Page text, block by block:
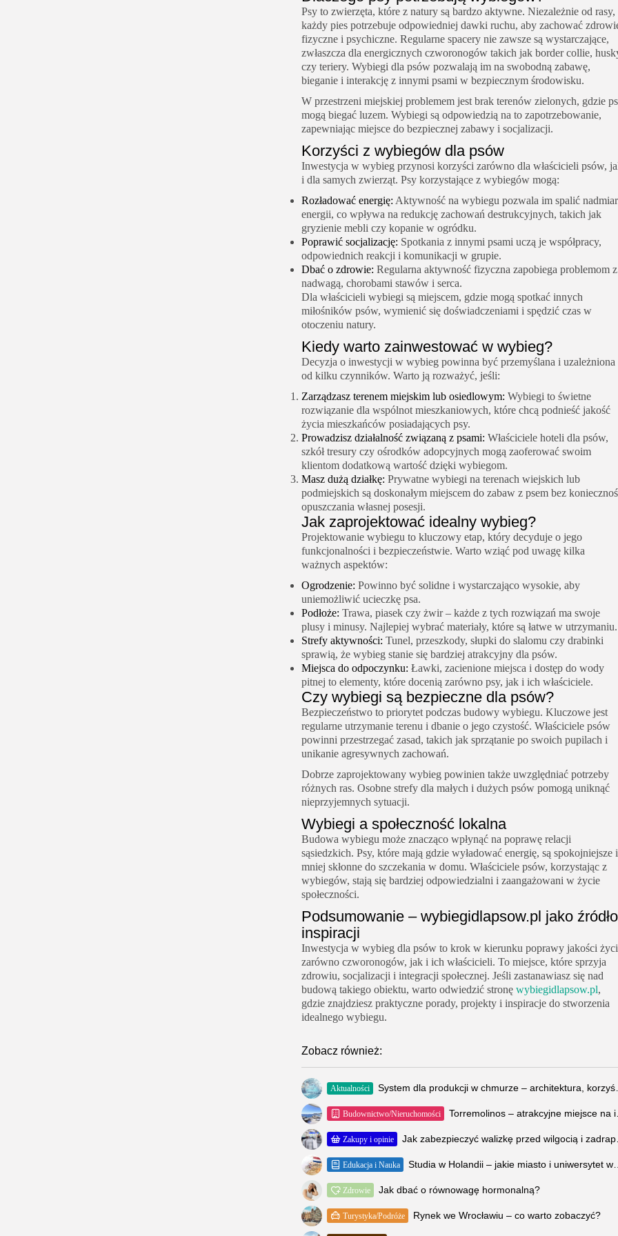
Psy to zwierzęta, które z natury są bardzo aktywne. Niezależnie od rasy,
każdy pies potrzebuje odpowiedniej dawki ruchu, aby zachować
fizyczne i psychiczne. Regularne spacery nie zawsze są wystarczające,
zwłaszcza dla energicznych czworonogów takich jak border collie,
czy teriery. Wybiegi dla psów pozwalają im na swobodną zabawę,
bieganie i interakcję z innymi psami w bezpiecznym środowisku.
W przestrzeni miejskiej problemem jest brak terenów zielonych, gdzie
mogą biegać luzem. Wybiegi są odpowiedzią na to zapotrzebowanie,
zapewniając miejsce do bezpiecznej zabawy i socjalizacji.
Korzyści z wybiegów dla psów
Inwestycja w wybieg przynosi korzyści zarówno dla właścicieli psów,
i dla samych zwierząt. Psy korzystające z wybiegów mogą:
Rozładować energię: Aktywność na wybiegu pozwala im spalić nadmiar
energii, co wpływa na redukcję zachowań destrukcyjnych, takich jak
gryzienie mebli czy kopanie w ogródku.
Poprawić socjalizację: Spotkania z innymi psami uczą je współpracy,
odpowiednich reakcji i komunikacji w grupie.
Dbać o zdrowie: Regularna aktywność fizyczna zapobiega problemom z
nadwagą, chorobami stawów i serca.
Dla właścicieli wybiegi są miejscem, gdzie mogą spotkać innych
miłośników psów, wymienić się doświadczeniami i spędzić czas w
otoczeniu natury.
Kiedy warto zainwestować w wybieg?
Decyzja o inwestycji w wybieg powinna być przemyślana i uzależniona
od kilku czynników. Warto ją rozważyć, jeśli:
Zarządzasz terenem miejskim lub osiedlowym: Wybiegi to świetne
rozwiązanie dla wspólnot mieszkaniowych, które chcą podnieść jakość
życia mieszkańców posiadających psy.
Prowadzisz działalność związaną z psami: Właściciele hoteli dla psów,
szkół tresury czy ośrodków adopcyjnych mogą zaoferować swoim
klientom dodatkową wartość dzięki wybiegom.
Masz dużą działkę: Prywatne wybiegi na terenach wiejskich lub
podmiejskich są doskonałym miejscem do zabaw z psem bez
opuszczania własnej posesji.
Jak zaprojektować idealny wybieg?
Projektowanie wybiegu to kluczowy etap, który decyduje o jego
funkcjonalności i bezpieczeństwie. Warto wziąć pod uwagę kilka
ważnych aspektów:
Ogrodzenie: Powinno być solidne i wystarczająco wysokie, aby
uniemożliwić ucieczkę psa.
Podłoże: Trawa, piasek czy żwir – każde z tych rozwiązań ma swoje
plusy i minusy. Najlepiej wybrać materiały, które są łatwe w utrzymaniu.
Strefy aktywności: Tunel, przeszkody, słupki do slalomu czy drabinki
sprawią, że wybieg stanie się bardziej atrakcyjny dla psów.
Miejsca do odpoczynku: Ławki, zacienione miejsca i dostęp do wody
pitnej to elementy, które docenią zarówno psy, jak i ich właściciele.
Czy wybiegi są bezpieczne dla psów?
Bezpieczeństwo to priorytet podczas budowy wybiegu. Kluczowe jest
regularne utrzymanie terenu i dbanie o jego czystość. Właściciele psów
powinni przestrzegać zasad, takich jak sprzątanie po swoich pupilach i
unikanie agresywnych zachowań.
Dobrze zaprojektowany wybieg powinien także uwzględniać potrzeby
różnych ras. Osobne strefy dla małych i dużych psów pomogą uniknąć
nieprzyjemnych sytuacji.
Wybiegi a społeczność lokalna
Budowa wybiegu może znacząco wpłynąć na poprawę relacji
sąsiedzkich. Psy, które mają gdzie wyładować energię, są spokojniejsze i
mniej skłonne do szczekania w domu. Właściciele psów, korzystając z
wybiegów, stają się bardziej odpowiedzialni i zaangażowani w życie
społeczności.
Podsumowanie – wybiegidlapsow.pl jako źródło
inspiracji
Inwestycja w wybieg dla psów to krok w kierunku poprawy jakości
zarówno czworonogów, jak i ich właścicieli. To miejsce, które sprzyja
zdrowiu, socjalizacji i integracji społecznej. Jeśli zastanawiasz się nad
budową takiego obiektu, warto odwiedzić stronę wybiegidlapsow.pl,
gdzie znajdziesz praktyczne porady, projekty i inspiracje do stworzenia
idealnego wybiegu.
Zobacz również:
Aktualności System
Budownictwo/Nieruchomości
Zakupy i opinie Jak
Edukacja i Nauka Studia w
Zdrowie Jak dbać o równowagę hormonalną?
Turystyka/Podróże Rynek we Wrocławiu – co warto zobaczyć?